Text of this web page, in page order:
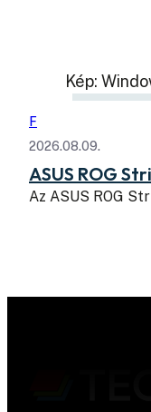
Kép:
F
2026.08.09.
ASUS ROG
Az ASUS ROG